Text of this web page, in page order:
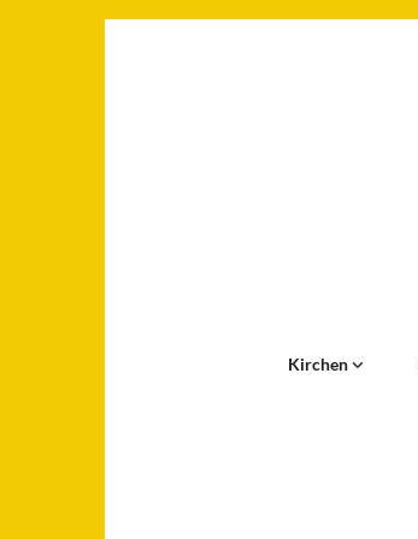
Kirchen